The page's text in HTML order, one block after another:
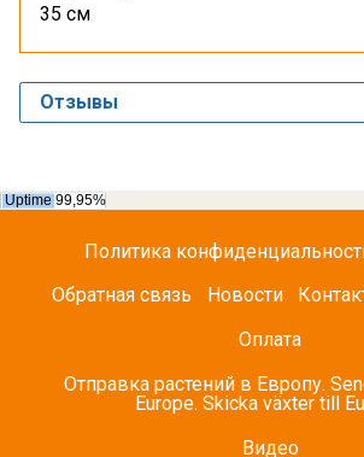
35 см
Отзывы
Политика
Обратная связь
Новости
Оплата
Отправка растений в Европу.
Europe. Skicka växter till
Видео